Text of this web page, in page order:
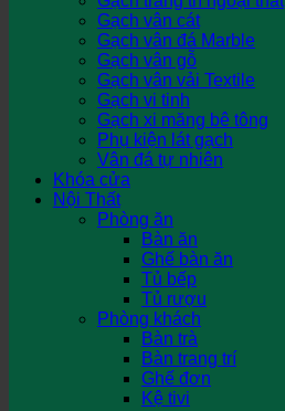
Gạch vân cát
Gạch vân đá Marble
Gạch vân gỗ
Gạch vân vải Textile
Gạch vi tinh
Gạch xi măng bê tông
Phụ kiện lát gạch
Vân đá tự nhiên
Khóa cửa
Nội Thất
Phòng ăn
Bàn ăn
Ghế bàn ăn
Tủ bếp
Tủ rượu
Phòng khách
Bàn trà
Bàn trang trí
Ghế đơn
Kệ tivi